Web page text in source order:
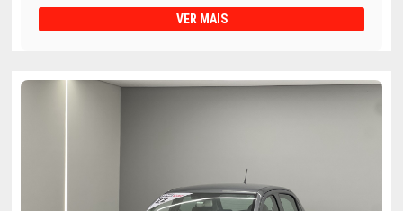
VER MAIS